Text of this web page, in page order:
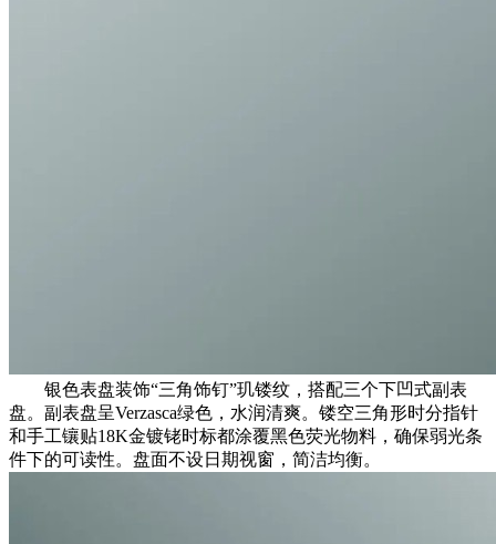
银色表盘装饰“三角饰钉”玑镂纹，搭配三个下凹式副表
盘。副表盘呈Verzasca绿色，水润清爽。镂空三角形时分指针
和手工镶贴18K金镀铑时标都涂覆黑色荧光物料，确保弱光条
件下的可读性。盘面不设日期视窗，简洁均衡。